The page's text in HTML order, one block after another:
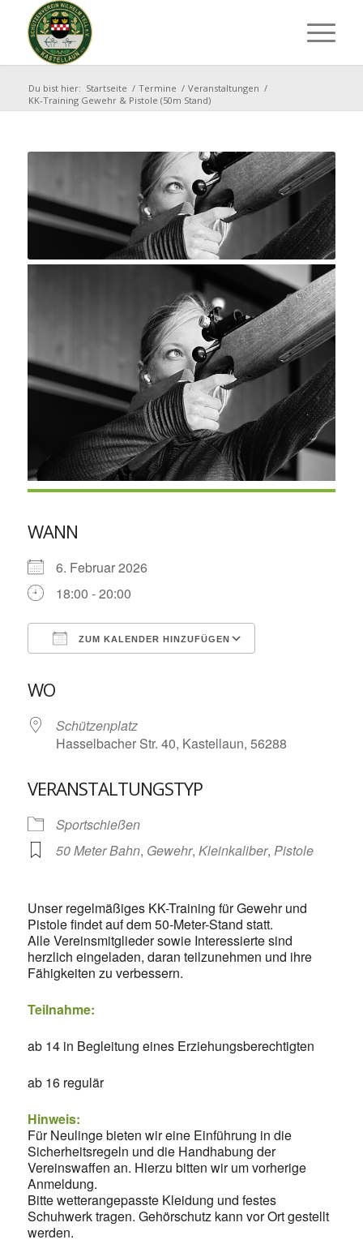
Du bist hier: Startseite / Termine / Veranstaltungen /
KK-Training Gewehr & Pistole (50m Stand)
WANN
6. Februar 2026
18:00 - 20:00
ZUM KALENDER HINZUFÜGEN
WO
Schützenplatz
Hasselbacher Str. 40, Kastellaun, 56288
VERANSTALTUNGSTYP
Sportschießen
50 Meter Bahn, Gewehr, Kleinkaliber, Pistole
Unser regelmäßiges KK-Training für Gewehr und
Pistole findet auf dem 50-Meter-Stand statt.
Alle Vereinsmitglieder sowie Interessierte sind
herzlich eingeladen, daran teilzunehmen und ihre
Fähigkeiten zu verbessern.
Teilnahme:
ab 14 in Begleitung eines Erziehungsberechtigten
ab 16 regulär
Hinweis:
Für Neulinge bieten wir eine Einführung in die
Sicherheitsregeln und die Handhabung der
Vereinswaffen an. Hierzu bitten wir um vorherige
Anmeldung.
Bitte wetterangepasste Kleidung und festes
Schuhwerk tragen. Gehörschutz kann vor Ort gestellt
werden.